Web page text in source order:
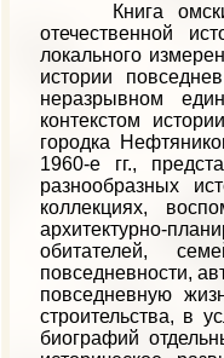
Книга омских
отечественной
локального
истории
неразрывном
контекстом
городка
1960-е гг.,
разнообразных
коллекциях,
архитектурно-
обитателей,
повседневности,
повседневную
строительства, в
биографий